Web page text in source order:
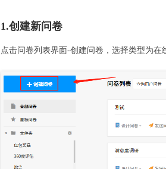
1.创建新问卷
点击问卷列表界面-创建问卷，选择类型为